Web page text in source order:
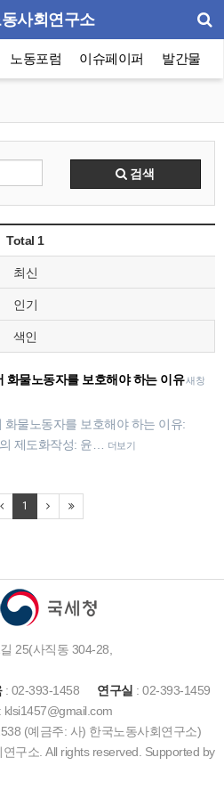
사회연구소
노동포럼 이슈페이퍼 발간물
검색
Total 1
최신
인기
색인
새창
화물노동자를 보호해야 하는 이유
물노동자를 보호해야 하는 이유:
제도화작성: 윤…
더보기
1
25(사직동 304-28,
: 02-393-1458 연구실 : 02-393-1459
: klsi1457@gmail.com
(예금주: 사) 한국노동사회연구소)
구소. All rights reserved. Supported by